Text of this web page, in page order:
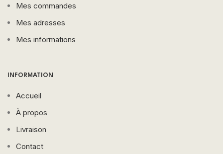
Mes commandes
Mes adresses
Mes informations
INFORMATION
Accueil
À propos
Livraison
Contact